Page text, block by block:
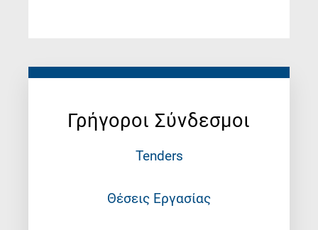
Γρήγοροι Σύνδεσμοι
Tenders
Θέσεις Εργασίας